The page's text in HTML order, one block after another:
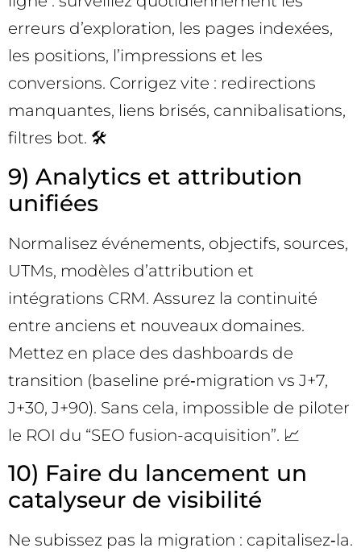
erreurs d’exploration, les pages indexées,
les positions, l’impressions et les
conversions. Corrigez vite : redirections
manquantes, liens brisés, cannibalisations,
filtres bot. 🛠️
9) Analytics et attribution
unifiées
Normalisez événements, objectifs, sources,
UTMs, modèles d’attribution et
intégrations CRM. Assurez la continuité
entre anciens et nouveaux domaines.
Mettez en place des dashboards de
transition (baseline pré‑migration vs J+7,
J+30, J+90). Sans cela, impossible de piloter
le ROI du “SEO fusion-acquisition”. 📈
10) Faire du lancement un
catalyseur de visibilité
Ne subissez pas la migration : capitalisez‑la.